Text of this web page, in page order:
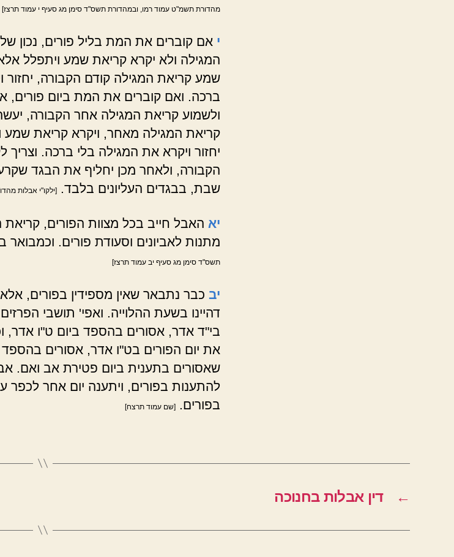
מהדורת תשמ"ט עמוד רמו, ובמהדורת תשס"ד סימן מג סעיף י עמוד תרצז]
י אם קוברים את המת בליל פורים, נכון
המגילה ולא יקרא קריאת שמע ויתפלל
שמע קריאת המגילה קודם הקבורה, יחזור
ברכה. ואם קוברים את המת ביום
ולשמוע קריאת המגילה אחר הקבורה,
קריאת המגילה מאחר, ויקרא קריאת שמע
יחזור ויקרא את המגילה בלי ברכה. וצריך
הקבורה, ולאחר מכן יחליף את הבגד
שבת, בבגדים העליונים בלבד.
[ילקו"י אבלות
יא האבל חייב בכל מצוות הפורים, קריאת
מתנות לאביונים וסעודת פורים. וכמבואר
תשס"ד סימן מג סעיף יב עמוד תרצז]
יב כבר נתבאר שאין מספידין בפורים,
דהיינו בשעת ההלוייה. ואפי' תושבי
בי"ד אדר, אסורים בהספד ביום ט"ו אדר,
את יום הפורים בט"ו אדר, אסורים בהספד
שאסורים בתענית ביום פטירת אב ואם.
להתענות בפורים, ויתענה יום אחר לכפר
בפורים. [שם עמוד תרצח]
← דין אבלות בחנוכה